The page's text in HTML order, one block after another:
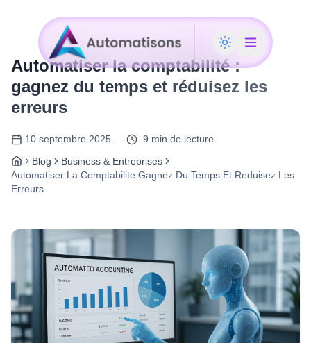
Automatiser la comptabilité :
gagnez du temps et réduisez les
erreurs
10 septembre 2025 —
9 min de lecture
Blog
Business & Entreprises
Automatiser La Comptabilite Gagnez Du Temps Et Reduisez Les
Erreurs